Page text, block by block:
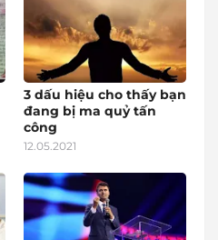
3 dấu hiệu cho thấy bạn
đang bị ma quỷ tấn
công
12.05.2021